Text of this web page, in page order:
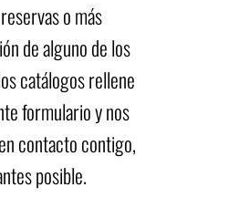
o más
de alguno de los
catálogos rellene
formulario y nos
contacto contigo,
posible.